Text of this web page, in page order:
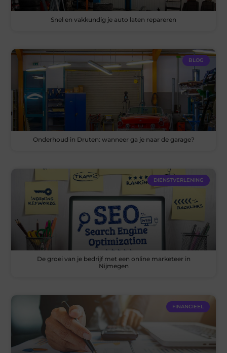
Snel en vakkundig je auto laten repareren
BLOG
Onderhoud in Druten: wanneer ga je naar de garage?
DIENSTVERLENING
De groei van je bedrijf met een online marketeer in
Nijmegen
FINANCIEEL